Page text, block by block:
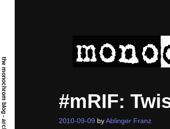
#mRIF:
2010-09-09 by Ablinger Franz